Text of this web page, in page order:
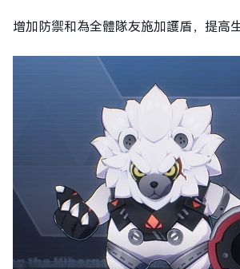
增加防禦和為全體隊友施加護盾，提高